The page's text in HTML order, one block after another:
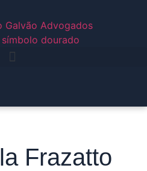
Frazatto